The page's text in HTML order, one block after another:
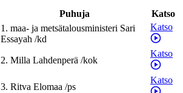
Puhuja
Katso
1. maa- ja metsätalousministeri Sari
Essayah /kd
Katso
2. Milla Lahdenperä /kok
Katso
3. Ritva Elomaa /ps
Katso